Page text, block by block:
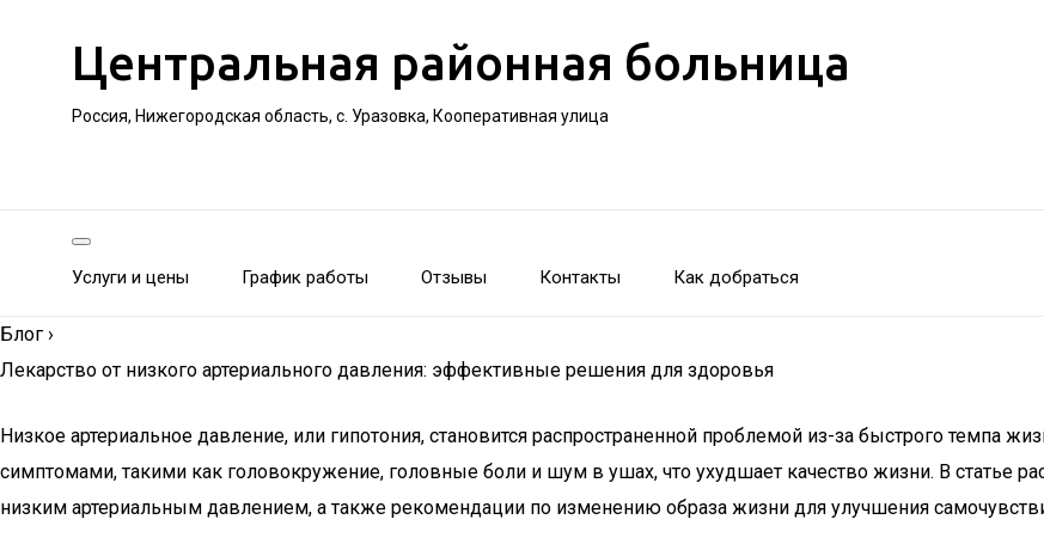
Центральная районная больница
Россия, Нижегородская область, с. Уразовка, Кооперативная улица
Услуги и цены График работы Отзывы Контакты Как добраться
Блог ›
Лекарство от низкого артериального давления: эффективные решения для здоровья
Низкое артериальное давление, или гипотония, становится распространенной проблемой из-за быстрого темпа
симптомами, такими как головокружение, головные боли и шум в ушах, что ухудшает качество жизни. В статье
низким артериальным давлением, а также рекомендации по изменению образа жизни для улучшения